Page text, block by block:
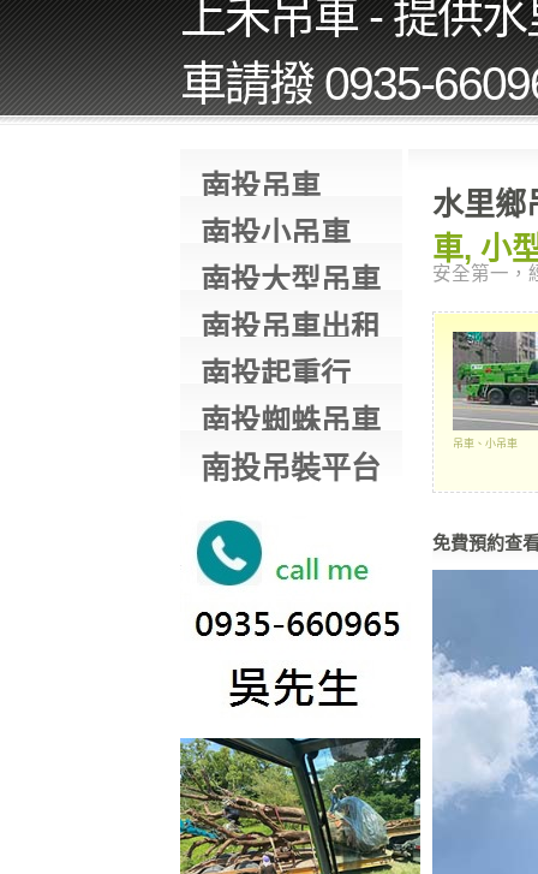
上禾吊車 - 提供
車請撥 0935-
南投吊車
南投小吊車
南投大型吊車
南投吊車出租
南投起重行
南投蜘蛛吊車
南投吊裝平台
水里鄉
車, 小
安全第一，
吊車、小吊車
免費預約查